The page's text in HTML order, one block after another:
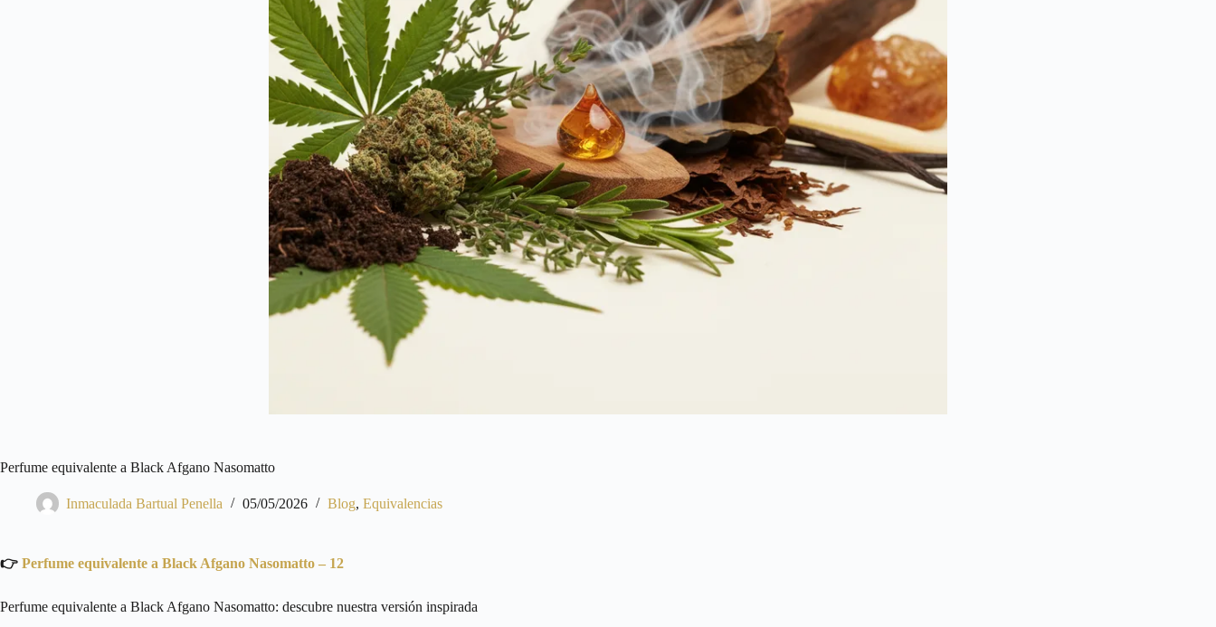
Perfume equivalente a Black Afgano Nasomatto
Inmaculada Bartual Penella 05/05/2026 Blog, Equivalencias
👉 Perfume equivalente a Black Afgano Nasomatto – 12
Perfume equivalente a Black Afgano Nasomatto: descubre nuestra versión inspirada